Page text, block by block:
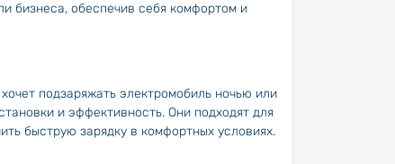
бизнеса, обеспечив себя комфортом и
подзаряжать электромобиль ночью или
и эффективность. Они подходят для
быструю зарядку в комфортных условиях.